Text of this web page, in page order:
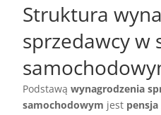
Struktura
sprzedawcy w
Podstawąwynagrodzenia
samochodowym jest pensja